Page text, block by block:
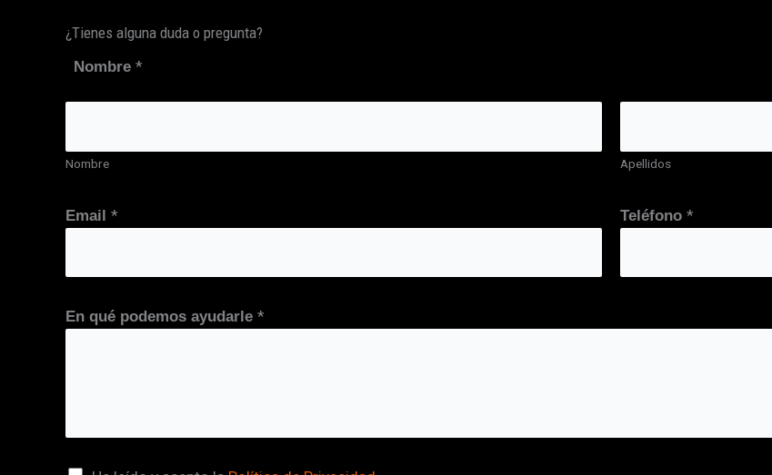
¿Tienes alguna duda o pregunta?
Nombre *
Nombre Apellidos
o
b
e
o
Email * Teléfono *
En qué podemos ayudarle *